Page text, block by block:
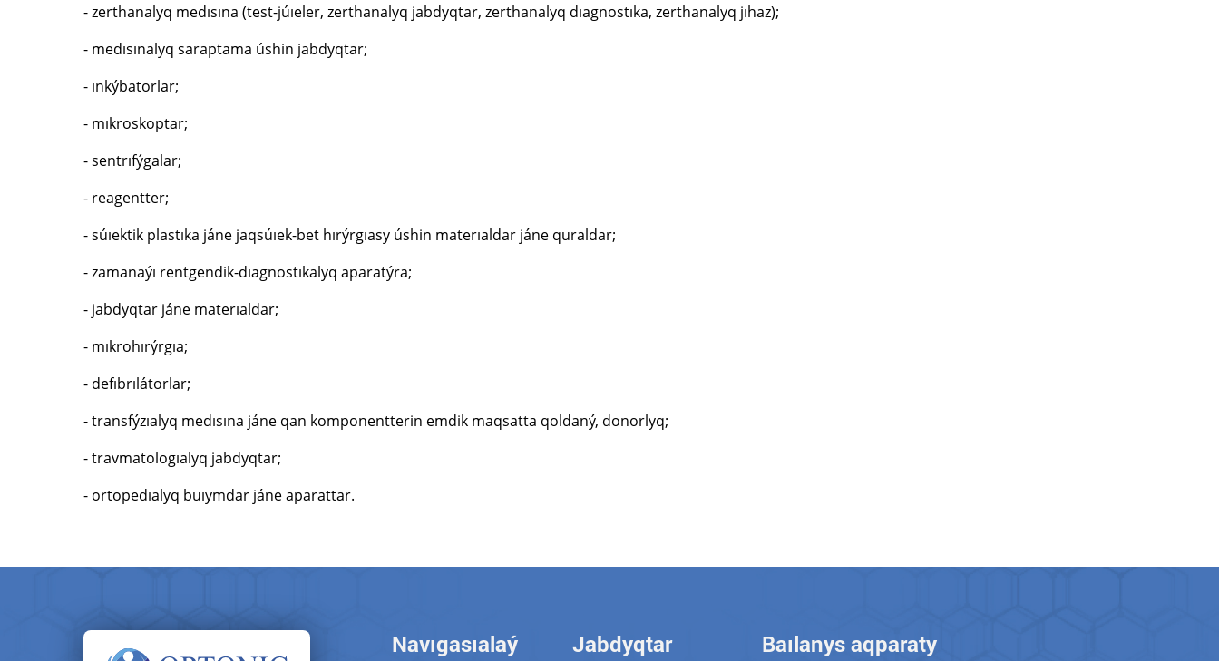
- zerthanalyq medısına (test-júıeler, zerthanalyq jabdyqtar, zerthanalyq dıagnostıka, zerthanalyq jıhaz);
- medısınalyq saraptama úshin jabdyqtar;
- ınkýbatorlar;
- mıkroskoptar;
- sentrıfýgalar;
- reagentter;
- súıektik plastıka jáne jaqsúıek-bet hırýrgıasy úshin materıaldar jáne quraldar;
- zamanaýı rentgendik-dıagnostıkalyq aparatýra;
- jabdyqtar jáne materıaldar;
- mıkrohırýrgıa;
- defıbrılа́torlar;
- transfýzıalyq medısına jáne qan komponentterin emdik maqsatta qoldaný, donorlyq;
- travmatologıalyq jabdyqtar;
- ortopedıalyq buıymdar jáne aparattar.
Navıgasıalaý Jabdyqtar Baılanys aqparaty